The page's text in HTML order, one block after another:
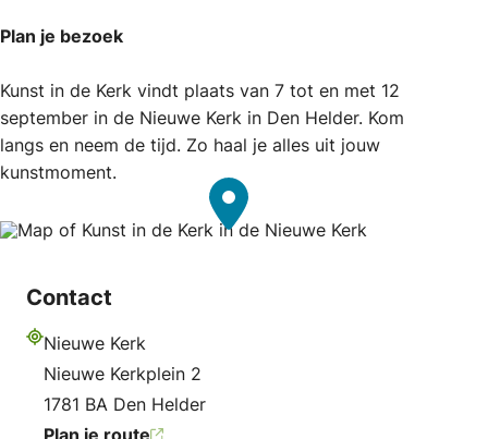
Plan je bezoek
Kunst in de Kerk vindt plaats van 7 tot en met 12
september in de Nieuwe Kerk in Den Helder. Kom
langs en neem de tijd. Zo haal je alles uit jouw
kunstmoment.
Contact
Nieuwe Kerk
Nieuwe Kerkplein 2
1781 BA Den Helder